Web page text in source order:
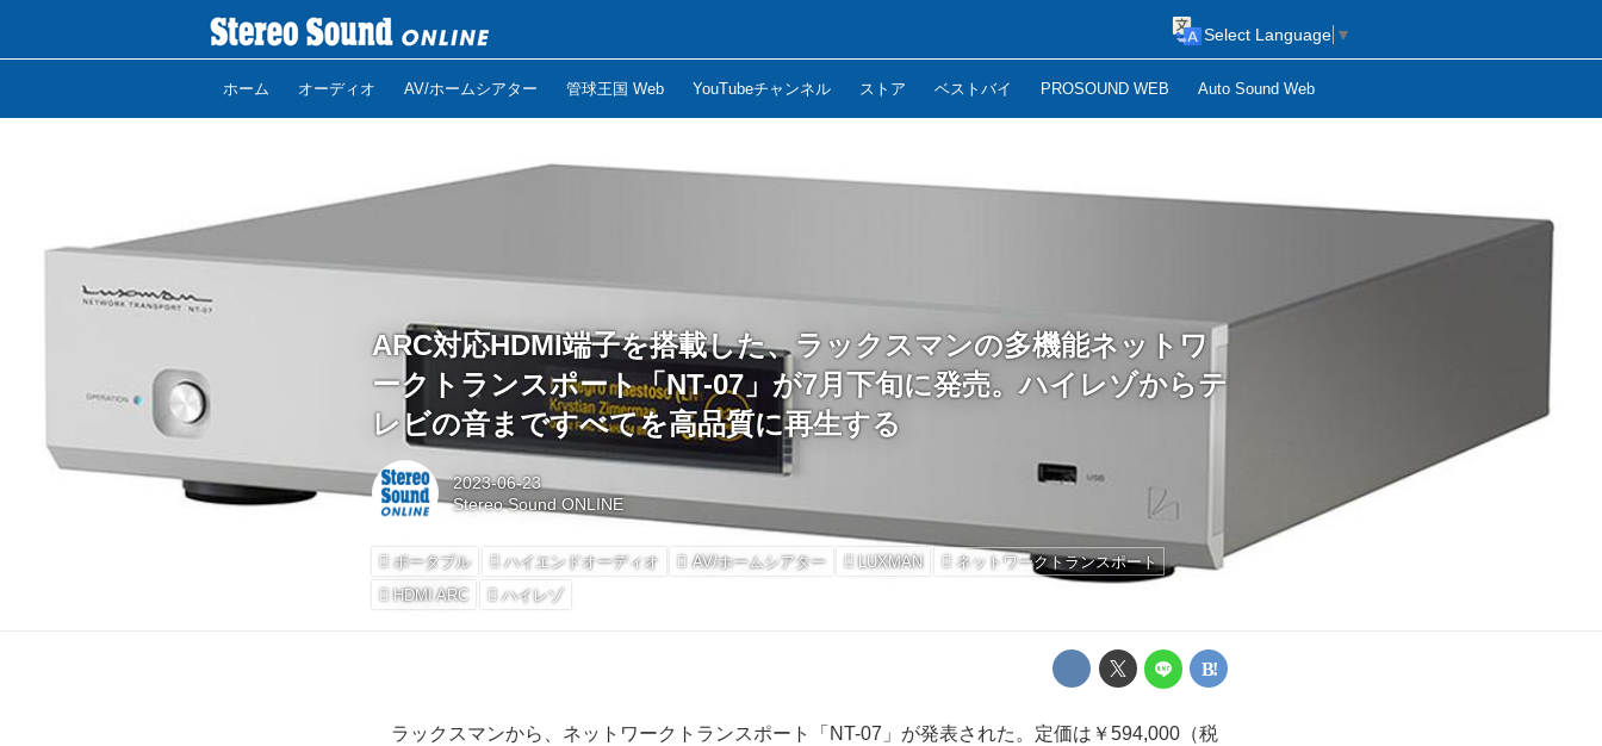
ホーム オーディオ AV/ホームシアター 管球王国 Web YouTubeチャンネル ストア ベストバイ PROSOUND WEB Auto Sound Web
Select Language ▼
ARC対応HDMI端子を搭載した、ラックスマンの多機能ネットワ
ークトランスポート「NT-07」が7月下旬に発売。ハイレゾからテ
レビの音まですべてを高品質に再生する
2023-06-23
Stereo Sound ONLINE
ポータブル ハイエンドオーディオ AV/ホームシアター LUXMAN
ネットワークトランスポート
HDMI ARC
ハイレゾ
ラックスマンから、ネットワークトランスポート「NT-07」が発表された。定価は￥594,000（税